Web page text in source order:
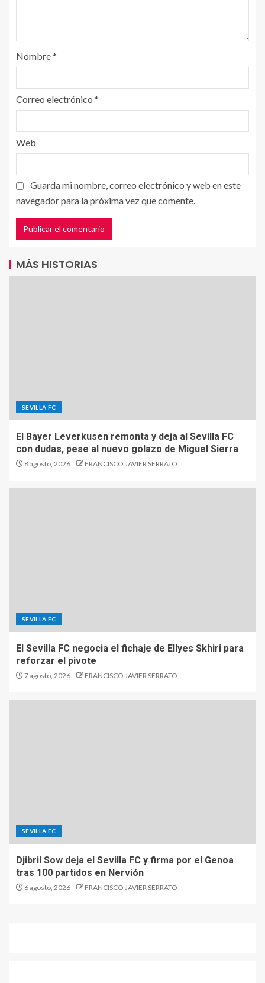
Nombre*
Correo electrónico *
Web
Guarda mi nombre, correo electrónico y web en este
navegador para la próxima vez que comente.
MÁS HISTORIAS
SEVILLA FC
El Bayer Leverkusen remonta y deja al Sevilla FC
con dudas, pese al nuevo golazo de Miguel Sierra
8 agosto, 2026 FRANCISCO JAVIER SERRATO
SEVILLA FC
El Sevilla FC negocia el fichaje de Ellyes Skhiri para
reforzar el pivote
7 agosto, 2026 FRANCISCO JAVIER SERRATO
SEVILLA FC
Djibril Sow deja el Sevilla FC y firma por el Genoa
tras 100 partidos en Nervión
6 agosto, 2026 FRANCISCO JAVIER SERRATO